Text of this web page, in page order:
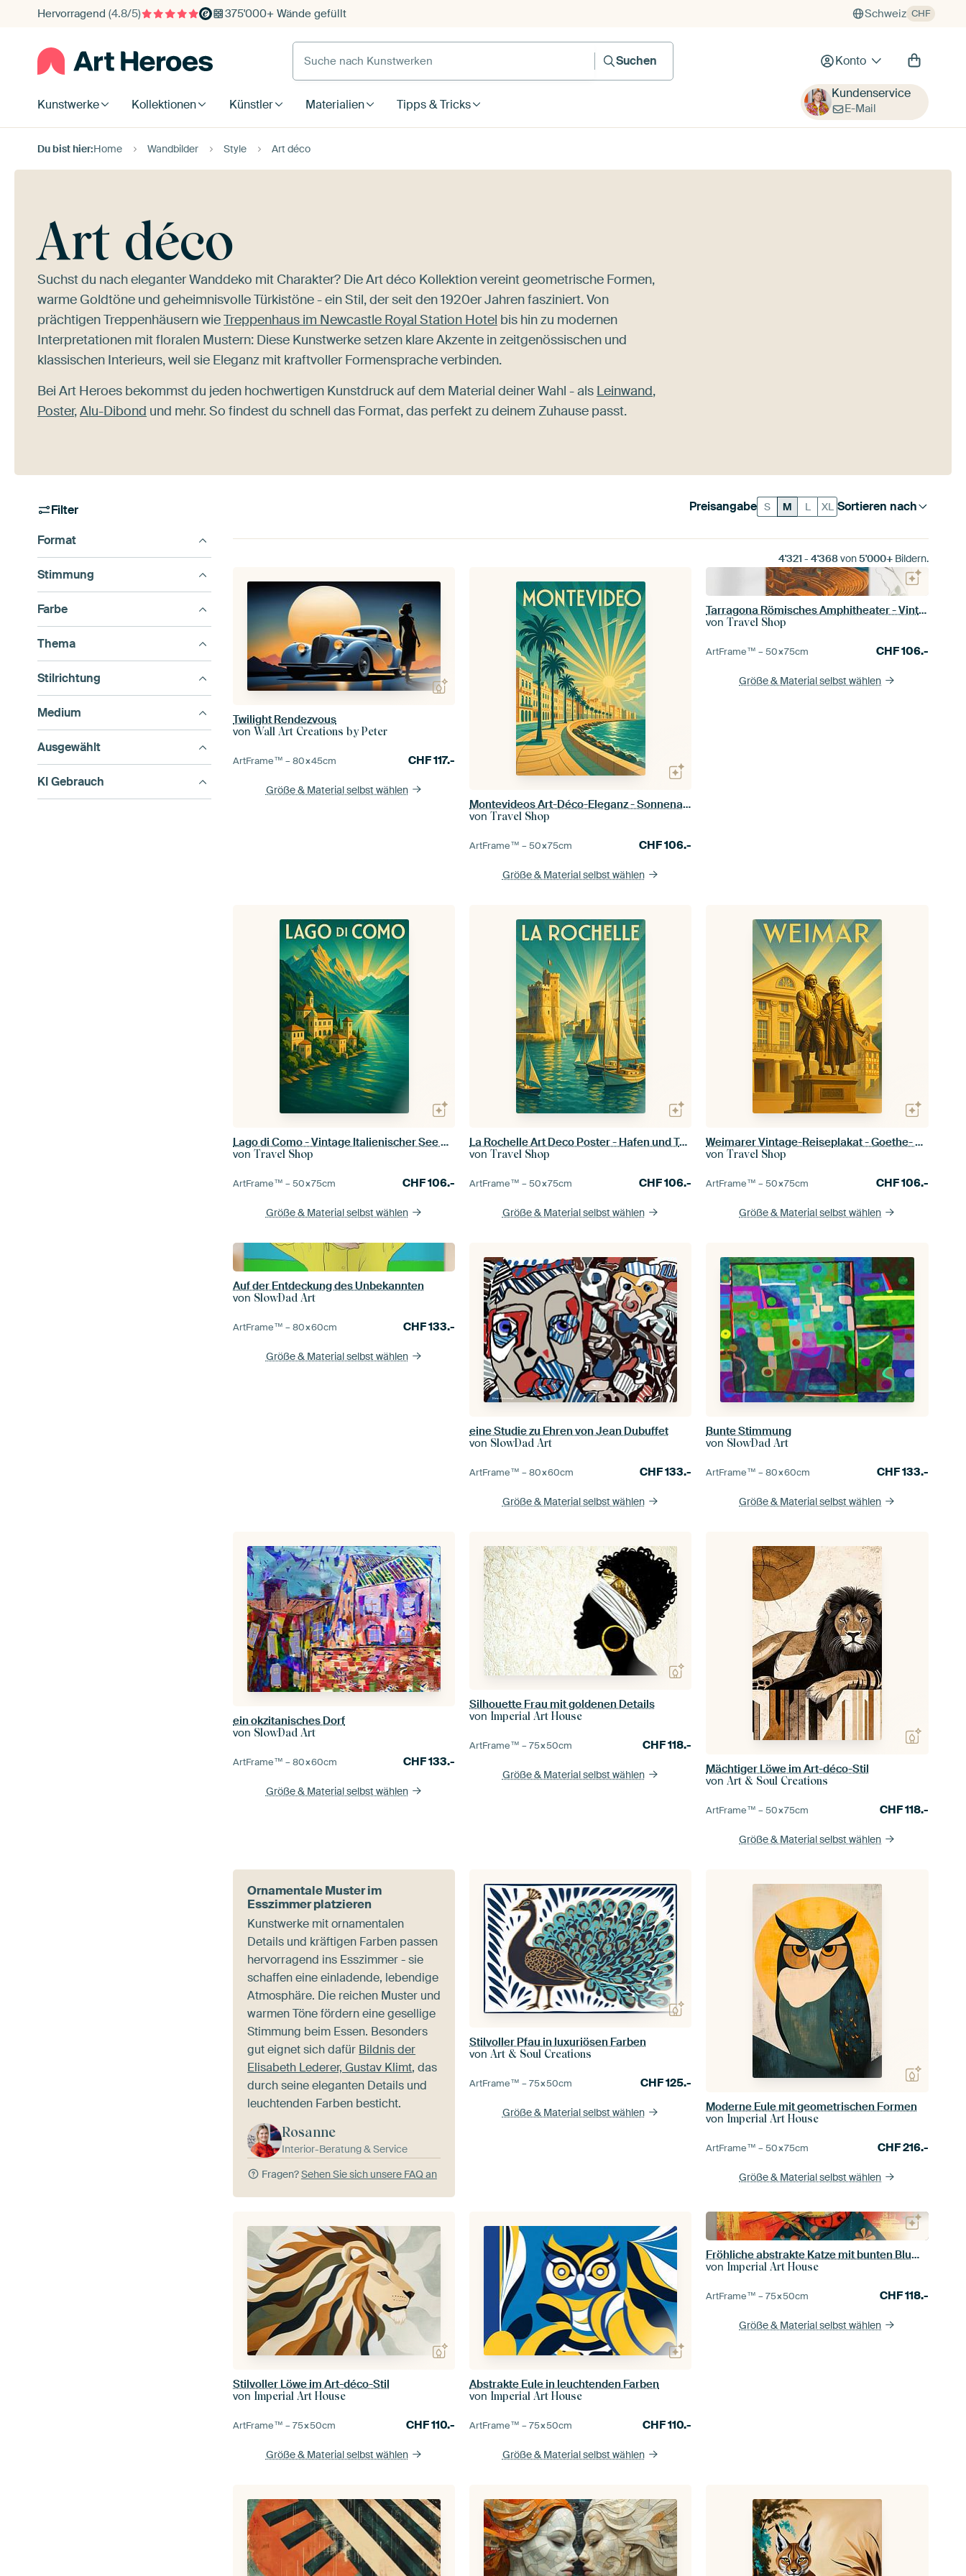
Hervorragend (4.8/5) 375'000+ Wände gefüllt Schweiz CHF
Suche nach Kunstwerken
Suchen
Konto
Kunstwerke Kollektionen Künstler Materialien Tipps & Tricks
Kundenservice
E-Mail
Du bist hier:Home Wandbilder Style Art déco
Art déco
Suchst du nach eleganter Wanddeko mit Charakter? Die Art déco Kollektion vereint geometrische Formen,
warme Goldtöne und geheimnisvolle Türkistöne - ein Stil, der seit den 1920er Jahren fasziniert. Von
prächtigen Treppenhäusern wieTreppenhaus im Newcastle Royal Station Hotel bis hin zu modernen
Interpretationen mit floralen Mustern: Diese Kunstwerke setzen klare Akzente in zeitgenössischen und
klassischen Interieurs, weil sie Eleganz mit kraftvoller Formensprache verbinden.
Bei Art Heroes bekommst du jeden hochwertigen Kunstdruck auf dem Material deiner Wahl - als Leinwand,
Poster,Alu-Dibond und mehr. So findest du schnell das Format, das perfekt zu deinem Zuhause passt.
Filter
Format
Stimmung
Farbe
Thema
Stilrichtung
Medium
Ausgewählt
KI Gebrauch
Sortieren nach
Preisangabe S M L XL
4'321 - 4'368von5'000+Bildern.
Twilight Rendezvous
vonWall Art Creations by Peter
ArtFrame™ –80×45cm CHF117.-
Größe & Material selbst wählen
Montevideos Art-Déco-Eleganz - Sonnenaufgang auf der Rambla
vonTravel Shop
ArtFrame™ –50×75cm CHF106.-
Größe & Material selbst wählen
Tarragona Römisches Amphitheater - Vintage Reiseplakat
vonTravel Shop
ArtFrame™ –50×75cm CHF106.-
Größe & Material selbst wählen
Lago di Como - Vintage Italienischer See Poster
vonTravel Shop
ArtFrame™ –50×75cm CHF106.-
Größe & Material selbst wählen
La Rochelle Art Deco Poster - Hafen und Türme
vonTravel Shop
ArtFrame™ –50×75cm CHF106.-
Größe & Material selbst wählen
Weimarer Vintage-Reiseplakat - Goethe- und Schiller-Denkmal
vonTravel Shop
ArtFrame™ –50×75cm CHF106.-
Größe & Material selbst wählen
Auf der Entdeckung des Unbekannten
von SlowDad Art
ArtFrame™ –80×60cm CHF133.-
Größe & Material selbst wählen
eine Studie zu Ehren von Jean Dubuffet
von SlowDad Art
ArtFrame™ –80×60cm CHF133.-
Größe & Material selbst wählen
Bunte Stimmung
von SlowDad Art
ArtFrame™ –80×60cm CHF133.-
Größe & Material selbst wählen
ein okzitanisches Dorf
von SlowDad Art
ArtFrame™ –80×60cm CHF133.-
Größe & Material selbst wählen
Silhouette Frau mit goldenen Details
von Imperial Art House
ArtFrame™ –75×50cm CHF118.-
Größe & Material selbst wählen
Mächtiger Löwe im Art-déco-Stil
vonArt & Soul Creations
ArtFrame™ –50×75cm CHF118.-
Größe & Material selbst wählen
Ornamentale Muster im
Esszimmer platzieren
Kunstwerke mit ornamentalen
Details und kräftigen Farben passen
hervorragend ins Esszimmer - sie
schaffen eine einladende, lebendige
Atmosphäre. Die reichen Muster und
warmen Töne fördern eine gesellige
Stimmung beim Essen. Besonders
gut eignet sich dafür Bildnis der
Elisabeth Lederer, Gustav Klimt, das
durch seine eleganten Details und
leuchtenden Farben besticht.
Rosanne
Interior-Beratung & Service
Fragen?Sehen Sie sich unsere FAQ an
Stilvoller Pfau in luxuriösen Farben
vonArt & Soul Creations
ArtFrame™ –75×50cm CHF125.-
Größe & Material selbst wählen
Moderne Eule mit geometrischen Formen
von Imperial Art House
ArtFrame™ –50×75cm CHF216.-
Größe & Material selbst wählen
Stilvoller Löwe im Art-déco-Stil
von Imperial Art House
ArtFrame™ –75×50cm CHF110.-
Größe & Material selbst wählen
Abstrakte Eule in leuchtenden Farben
von Imperial Art House
ArtFrame™ –75×50cm CHF110.-
Größe & Material selbst wählen
Fröhliche abstrakte Katze mit bunten Blumen
von Imperial Art House
ArtFrame™ –75×50cm CHF118.-
Größe & Material selbst wählen